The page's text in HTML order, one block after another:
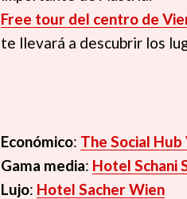
Free tour del centro de
te llevará a descubrir los
Económico: The Social Hub
Gama media: Hotel Schani
Lujo: Hotel Sacher Wien